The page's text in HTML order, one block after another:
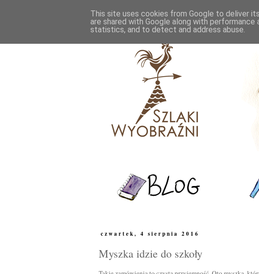
czwartek, 4 sierpnia 2016
Myszka idzie do szkoły
This site uses cookies from Google to deliver
are shared with Google along with
statistics, and to detect and address abuse.